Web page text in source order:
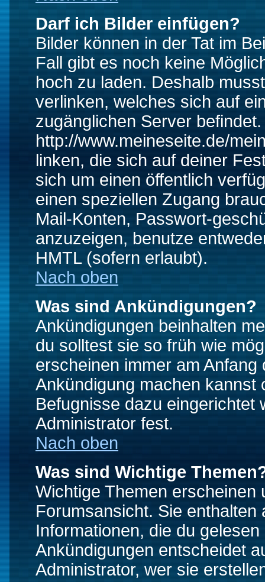
Darf ich Bilder einfügen?
Bilder können in der Tat im
Fall gibt es noch keine
hoch zu laden. Deshalb
verlinken, welches sich auf
zugänglichen Server
http://www.meineseite.de/
linken, die sich auf deiner
sich um einen öffentlich
einen speziellen Zugang
Mail-Konten, Passwort-
anzuzeigen, benutze
HMTL (sofern erlaubt).
Nach oben
Was sind Ankündigungen?
Ankündigungen beinhalten
du solltest sie so früh wie
erscheinen immer am
Ankündigung machen kannst
Befugnisse dazu eingerichtet
Administrator fest.
Nach oben
Was sind Wichtige
Wichtige Themen erscheinen
Forumsansicht. Sie
Informationen, die du
Ankündigungen entscheidet
Administrator, wer sie